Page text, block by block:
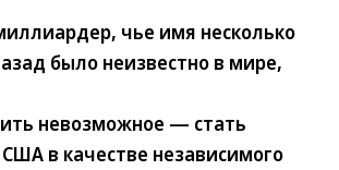
чье имя несколько
было неизвестно в мире,
невозможное — стать
в качестве независимого